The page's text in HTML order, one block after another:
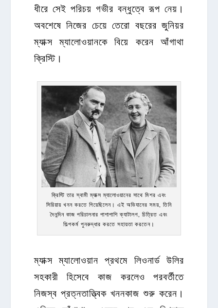
ধীরে সেই পরিচয় গভীর বন্ধুত্বে রূপ নেয়।
অবশেষে নিজের চেয়ে তেরো বছরের জুনিয়র
ম্যাক্স ম্যালোওয়ানকে বিয়ে করেন আঁগাথা
ক্রিস্টি।
ক্রিস্টি তার স্বামী ম্যাক্স ম্যালোওয়ানের সাথে মিশর এবং
সিরিয়ায় খনন করতে গিয়েছিলেন। এই অভিযানের সময়, তিনি
দৈনন্দিন কাজ পরিচালনার পাশাপাশি ক্যাটালগ, চিত্রিত এবং
শিল্পকর্ম পুনরুদ্ধার করতে সহায়তা করতেন।
ম্যাক্স ম্যালোওয়ান প্রথমে লিওনার্ড উলির
সহকারী হিসেবে কাজ করলেও পরবর্তীতে
নিজস্ব প্রত্নতাত্ত্বিক খননকাজ শুরু করেন।